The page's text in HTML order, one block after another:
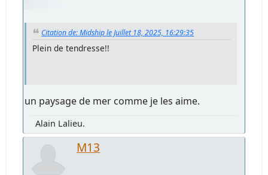
Citation de: Midship le Juillet 18, 2025, 16:29:35
Plein de tendresse!!
un paysage de mer comme je les aime.
Alain Lalieu.
M13